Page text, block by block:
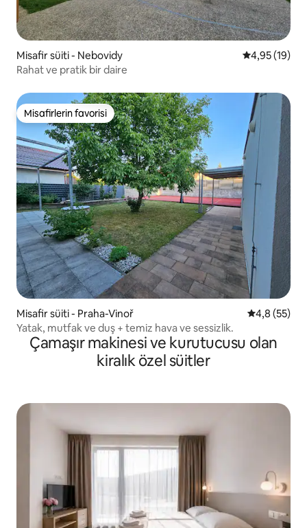
Misafir süiti - Nebovidy 5 üzerinden
4,95 (19)
Rahat ve pratik bir daire
Misafirlerin favorisi
Misafirlerin favorisi
Misafir süiti - Praha-Vinoř 5 üzerinden
4,8 (55)
Yatak, mutfak ve duş + temiz hava ve sessizlik.
Çamaşır makinesi ve kurutucusu olan
kiralık özel süitler